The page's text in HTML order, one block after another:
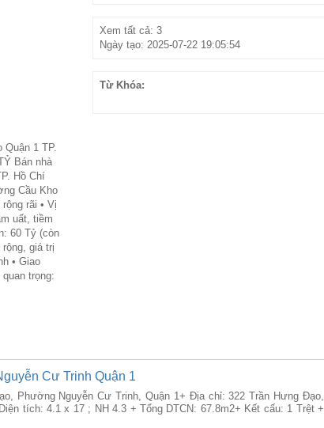
Quận 1 TP.
Bán nhà
Hồ Chí
Cầu Kho
rãi • Vị
uất, tiềm
60 Tỷ (còn
giá trị
• Giao
trọng:
Xem tất cả: 3
Ngày tạo: 2025-07-22 19:05:54
Từ Khóa:
Cư Trinh Quận 1
Phường Nguyễn Cư Trinh, Quận 1+ Địa chỉ: 322 Trần Hưng Đạo,
tích: 4.1 x 17 ; NH 4.3 + Tổng DTCN: 67.8m2+ Kết cấu: 1 Trệt +